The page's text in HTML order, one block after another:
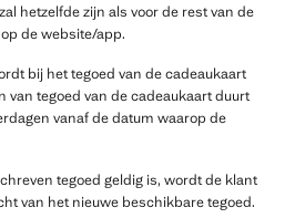
hetzelfde zijn als voor de rest van de
de website/app.
bij het tegoed van de cadeaukaart
van tegoed van de cadeaukaart duurt
vanaf de datum waarop de
tegoed geldig is, wordt de klant
van het nieuwe beschikbare tegoed.